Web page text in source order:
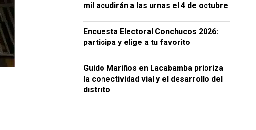
mil acudirán a las urnas el 4 de octubre
Encuesta Electoral Conchucos 2026:
participa y elige a tu favorito
Guido Mariños en Lacabamba prioriza
la conectividad vial y el desarrollo del
distrito